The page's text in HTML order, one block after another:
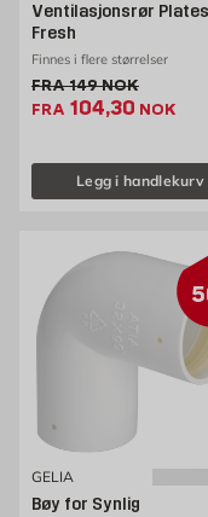
Ventilasjonsrør
Fresh
Finnes i flere størrelser
FRAGammel pris 149
149NOK
FRA Ekstrapris
104,30 NOK
Legg i handlekurv
GELIA
Bøy for Synlig